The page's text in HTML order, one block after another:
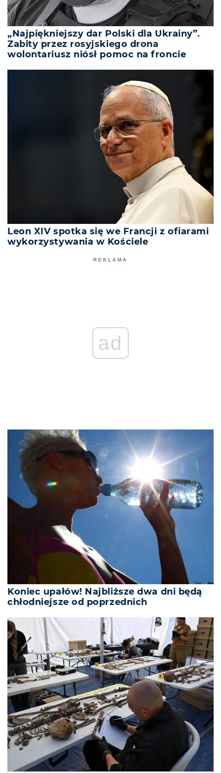
„Najpiękniejszy dar Polski dla Ukrainy”.
Zabity przez rosyjskiego drona
wolontariusz niósł pomoc na froncie
Leon XIV spotka się we Francji z ofiarami
wykorzystywania w Kościele
REKLAMA
ad
Koniec upałów! Najbliższe dwa dni będą
chłodniejsze od poprzednich